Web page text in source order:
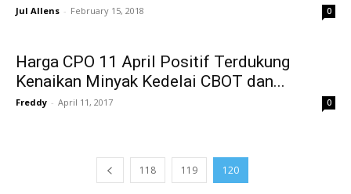
Jul Allens - February 15, 2018 0
Harga CPO 11 April Positif Terdukung
Kenaikan Minyak Kedelai CBOT dan...
Freddy - April 11, 2017 0
118 119 120